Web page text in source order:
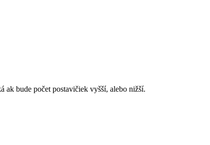
bude počet postavičiek vyšší, alebo nižší.